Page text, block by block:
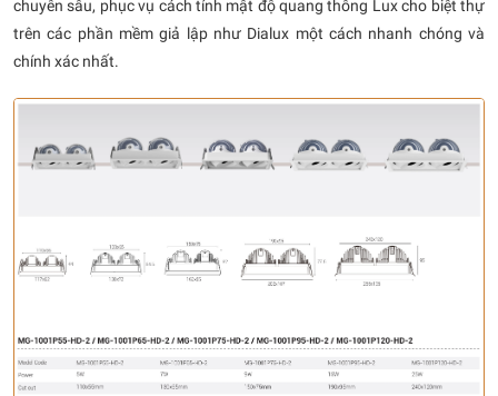
chuyên sâu, phục vụ cách tính mật độ quang thông Lux cho biệt thự
trên các phần mềm giả lập như Dialux một cách nhanh chóng và
chính xác nhất.